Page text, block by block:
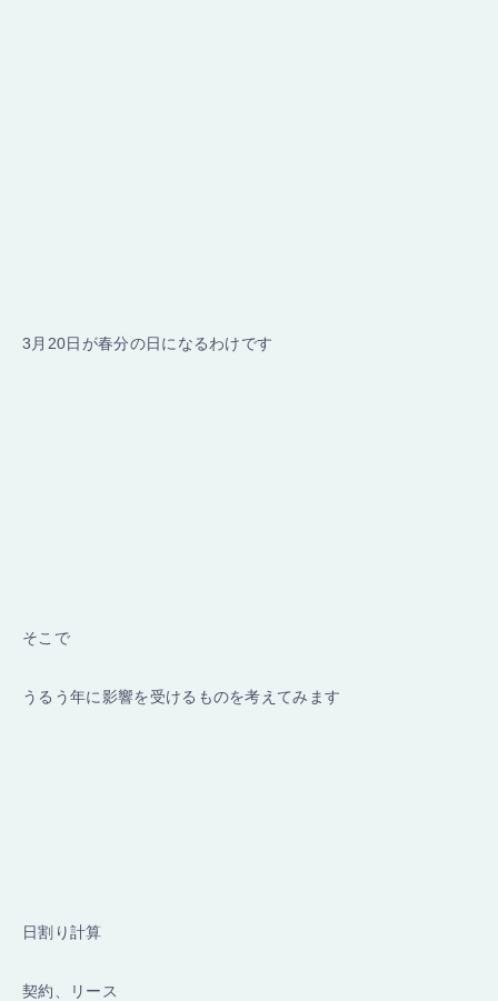
3月20日が春分の日になるわけです
そこで
うるう年に影響を受けるものを考えてみます
日割り計算
契約、リース